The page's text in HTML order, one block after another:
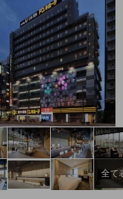
全て